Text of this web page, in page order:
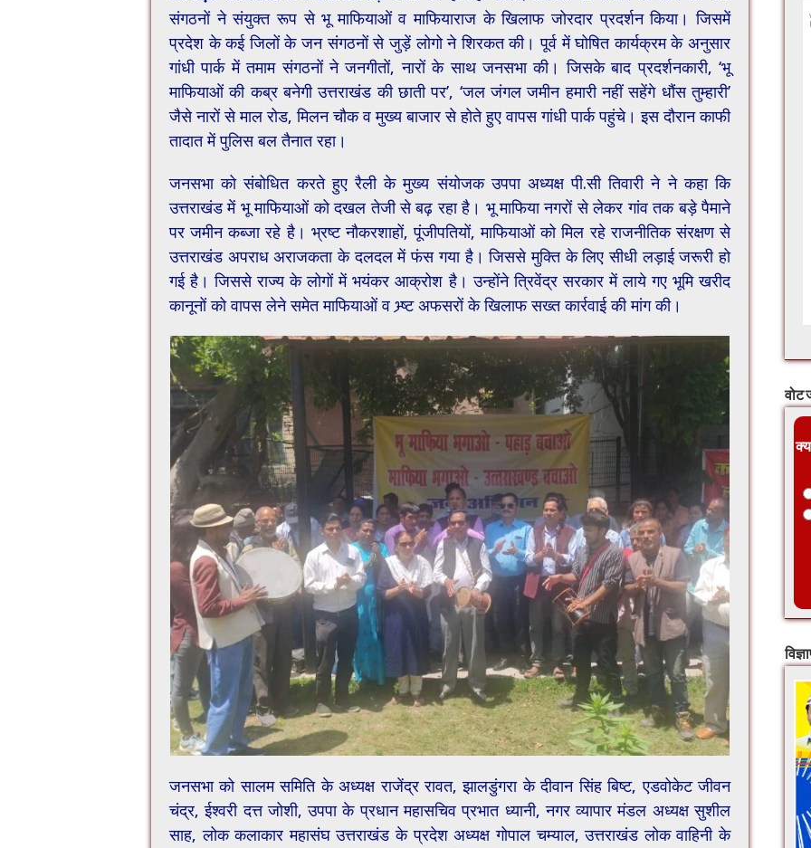
संगठनों ने संयुक्त रूप से भू माफियाओं व माफियाराज के खिलाफ जोरदार प्रदर्शन किया। जिसमें
प्रदेश के कई जिलों के जन संगठनों से जुड़ें लोगो ने शिरकत की। पूर्व में घोषित कार्यक्रम के अनुसार
गांधी पार्क में तमाम संगठनों ने जनगीतों, नारों के साथ जनसभा की। जिसके बाद प्रदर्शनकारी, ‘भू
माफियाओं की कब्र बनेगी उत्तराखंड की छाती पर’, ‘जल जंगल जमीन हमारी नहीं सहेंगे धौंस तुम्हारी’
जैसे नारों से माल रोड, मिलन चौक व मुख्य बाजार से होते हुए वापस गांधी पार्क पहुंचे। इस दौरान काफी
तादात में पुलिस बल तैनात रहा।
जनसभा को संबोधित करते हुए रैली के मुख्य संयोजक उपपा अध्यक्ष पी.सी तिवारी ने ने कहा कि
उत्तराखंड में भू माफियाओं को दखल तेजी से बढ़ रहा है। भू माफिया नगरों से लेकर गांव तक बड़े पैमाने
पर जमीन कब्जा रहे है। भ्रष्ट नौकरशाहों, पूंजीपतियों, माफियाओं को मिल रहे राजनीतिक संरक्षण से
उत्तराखंड अपराध अराजकता के दलदल में फंस गया है। जिससे मुक्ति के लिए सीधी लड़ाई जरूरी हो
गई है। जिससे राज्य के लोगों में भयंकर आक्रोश है। उन्होंने त्रिवेंद्र सरकार में लाये गए भूमि खरीद
कानूनों को वापस लेने समेत माफियाओं व भ्र्ष्ट अफसरों के खिलाफ सख्त कार्रवाई की मांग की।
जनसभा को सालम समिति के अध्यक्ष राजेंद्र रावत, झालडुंगरा के दीवान सिंह बिष्ट, एडवोकेट जीवन
चंद्र, ईश्वरी दत्त जोशी, उपपा के प्रधान महासचिव प्रभात ध्यानी, नगर व्यापार मंडल अध्यक्ष सुशील
साह, लोक कलाकार महासंघ उत्तराखंड के प्रदेश अध्यक्ष गोपाल चम्याल, उत्तराखंड लोक वाहिनी के
वोट